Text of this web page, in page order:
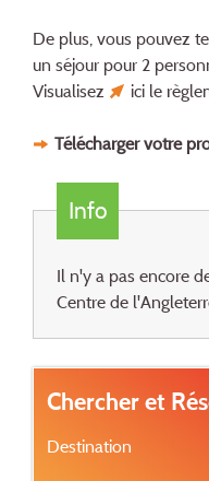
De plus, vous pouvez
un séjour pour 2
Visualisez
ici le
Télécharger votre
Info
Il n'y a pas encore
Centre de
Chercher et
Destination